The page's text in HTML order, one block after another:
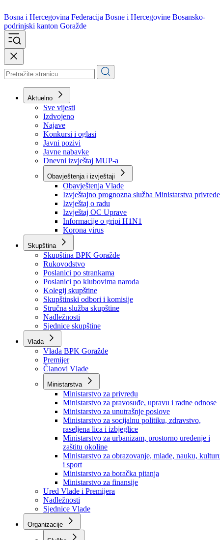
Bosna i Hercegovina
podrinjski kanton Goražde
Aktuelno
Sve vijesti
Izdvojeno
Najave
Konkursi i oglasi
Javni pozivi
Javne nabavke
Dnevni izvještaj MUP-a
Obavještenja i izvještaji
Obavještenja Vlade
Izvještajno prognozna služba Ministarstva privrede
Izvještaj o radu
Izvještaj OC Uprave
Informacije o gripi H1N1
Korona virus
Skupština
Skupština BPK Goražde
Rukovodstvo
Poslanici po strankama
Poslanici po klubovima naroda
Kolegij skupštine
Skupštinski odbori i komisije
Stručna služba skupštine
Nadležnosti
Sjednice skupštine
Vlada
Vlada BPK Goražde
Premijer
Članovi Vlade
Ministarstva
Ministarstvo za privredu
Ministarstvo za pravosuđe, upravu i radne odnose
Ministarstvo za unutrašnje poslove
Ministarstvo za socijalnu politiku, zdravstvo,
raseljena lica i izbjeglice
Ministarstvo za urbanizam, prostorno uređenje i
zaštitu okoline
Ministarstvo za obrazovanje, mlade, nauku,
i sport
Ministarstvo za boračka pitanja
Ministarstvo za finansije
Ured Vlade i Premijera
Nadležnosti
Sjednice Vlade